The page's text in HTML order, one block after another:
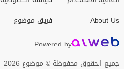
About Us
فريق موضوع
Powered by
جميع الحقوق محفوظة © موضوع 2026